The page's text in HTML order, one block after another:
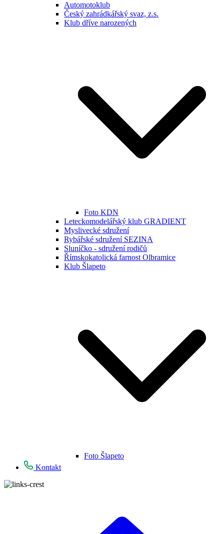
Automotoklub
Český zahrádkářský svaz, z.s.
Klub dříve narozených
Foto KDN
Leteckomodelářský klub GRADIENT
Myslivecké sdružení
Rybářské sdružení SEZINA
Sluníčko - sdružení rodičů
Římskokatolická farnost Olbramice
Klub Šlapeto
Foto Šlapeto
Kontakt